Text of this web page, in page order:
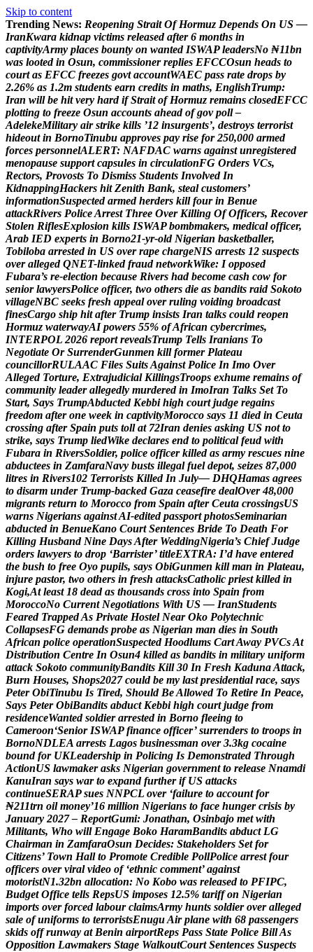
Skip to content
Trending News: Reopening Strait Of Hormuz Depends On US —
IranKwara kidnap victims released after 6 months in
captivityArmy places bounty on wanted ISWAP leadersNo ₦11bn
was looted in Osun, commissioner replies EFCCOsun heads to
court as EFCC freezes govt accountWAEC pass rate drops by
2.26% as 1.2m students earn credits in maths, EnglishTrump:
Iran will be hit very hard if Strait of Hormuz remains closedEFCC
plotting to freeze Osun accounts ahead of gov poll –
AdelekeMilitary air strike kills ’12 insurgents’, destroys terrorist
hideout in BornoTinubu approves pay rise for 250,000 armed
forces personnelALERT: NAFDAC warns against unregistered
menopause support capsules in circulationFG Orders VCs,
Rectors, Provosts To Dismiss Students Involved In
KidnappingHackers hit Zenith Bank, steal customers’
informationSuspected armed herders kill four in Benue
attackRivers PoliceArrest Three Over Killing Of Officers, Recover
Stolen RiflesExplosion kills ISWAP bombmakers, medical officer,
Arab IED experts in Borno21-yr-old Nigerian basketballer,
Tobiloba arrested in US over rape chargeNIS arrests 12 suspects
over alleged QNET-linked fraud networkWike: I opposed
Fubara’s re-election because Rivers had become cash cow for
senior lawyersPolice officer, two others die as bandits raid Sokoto
villageNBC seeks fresh appeal over ruling voiding broadcast
finesCargo ship hit after Trump insists Iran talks could reopen
Hormuz waterwayAI powers 55% ofAfrican cybercrimes,
INTERPOL 2026 report revealsTrump Tells Iranians To
Negotiate Or SurrenderGunmen kill former Plateau
councillorRULAAC Files SuitsAgainst Police In Imo Over
Alleged Torture, Extrajudicial KillingsTroops exhume remains of
community leader allegedly murdered in ImoIran Talks Set To
Start, Says TrumpAbducted Kebbi high court judge regains
freedom after one week in captivityMorocco says 11 died in Ceuta
crossing after Spain puts toll at 72Iran denies asking US not to
strike, says Trump liedWike declares end to political feud with
Fubara in RiversSoldier, police officer killed as army rescues nine
abductees in ZamfaraNavy busts illegal fuel depot, seizes 87,000
litres in Rivers102 Terrorists Killed In July— DHQHamas agrees
to disarm under Trump-backed Gaza ceasefire dealOver 48,000
migrants return to Morocco from Spain after Ceuta crossingsUS
warns Nigerians againstAI-edited passport photosSeminarian
abducted in BenueKano Court Sentences Bride To Death For
Killing Husband Nine DaysAfter WeddingNigeria’s Chief Judge
orders lawyers to drop ‘Barrister’ titleEXTRA: I’d have entered
the bush to free Oyo pupils, says ObiGunmen kill man in Plateau,
injure pastor, two others in fresh attacksCatholic priest killed in
Kogi,At least 18 dead as thousands cross into Spain from
MoroccoNo Current Negotiations With US — IranStudents
Feared TrappedAs Private Hostel Near Oko Polytechnic
CollapsesFG demands probe as Nigerian man dies in South
African police operationSuspected Hoodlums CartAway PVCsAt
Distribution Centre In Osun4 killed as bandits in military uniform
attack Sokoto communityBandits Kill 30 In Fresh KadunaAttack,
Burn Houses, Shops2027 could be my last presidential race, says
Peter ObiTinubu Is Tired, Should BeAllowed To Retire In Peace,
Says Peter ObiBandits abduct Kebbi high court judge from
residenceWanted soldier arrested in Borno fleeing to
Cameroon‘Senior ISWAP finance officer’ surrenders to troops in
BornoNDLEA arrests Lagos businessman over 3.3kg cocaine
bound for UKLeadership in Policing Is Demonstrated Through
ActionUS lawmaker asks Nigerian government to release Nnamdi
KanuIran says war to expand further if US attacks
continueSERAP sues NNPCL over ‘failure to account for
₦211trn oil money’16 million Nigerians to face hunger crisis by
January 2027 – ReportGumi: Jonathan, Osinbajo met with
Militants, Who will Engage Boko HaramBandits abduct LG
Chairman in ZamfaraOsun Decides: Stakeholders Set for
Citizens’ Town Hall to Promote Credible PollPolice arrest four
officers over viral video of ‘ethnic comment’ against
motoristN1.32bn allocation: No Kobo was released to PFIPC,
Budget Office tells RepsUS imposes 12.5% tariff on Nigerian
imports over forced labour claimsArmy hunts soldier over alleged
sale of uniforms to terroristsEnuguAir plane with 68 passengers
skids off runway at Benin airportReps Pass State Police BillAs
Opposition Lawmakers Stage WalkoutCourt Sentences Suspects